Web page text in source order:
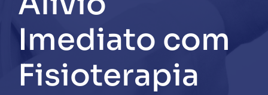
Imediato com
Fisioterapia